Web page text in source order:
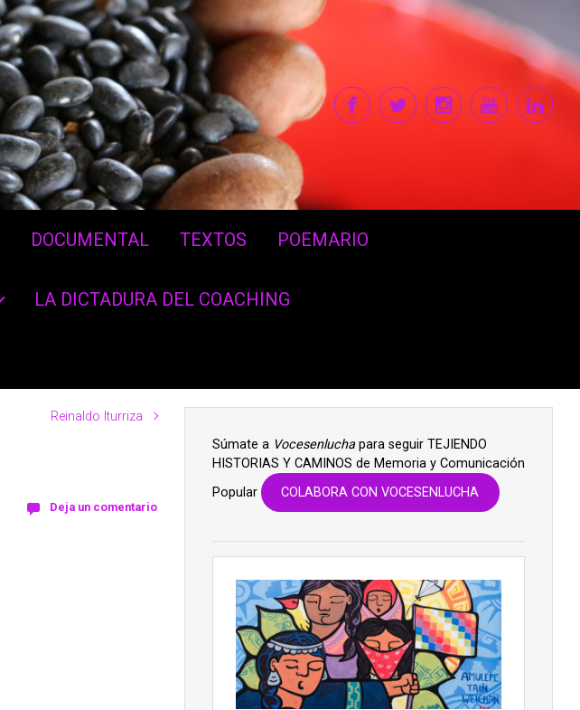
DOCUMENTAL TEXTOS POEMARIO
LA DICTADURA DEL COACHING
Reinaldo Iturriza
Deja un comentario
Súmate a Vocesenluchapara seguir TEJIENDO
HISTORIAS Y CAMINOS de Memoria y Comunicación
Popular
COLABORA CON VOCESENLUCHA